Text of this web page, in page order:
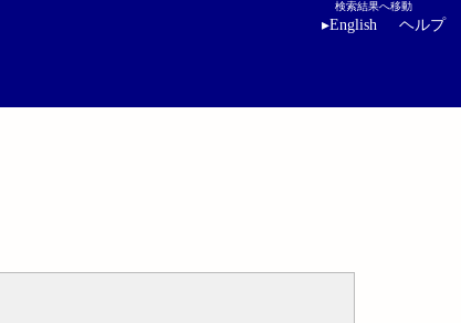
検索結果へ移動
▸English ヘルプ